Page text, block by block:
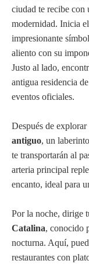
ciudad te recibe con
modernidad. Inicia
impresionante
aliento con su
Justo al lado,
antigua residencia
eventos oficiales.
Después de explorar
antiguo, un
te transportarán al
arteria principal
encanto, ideal para
Por la noche, dirige
Catalina, conocido
nocturna. Aquí,
restaurantes con